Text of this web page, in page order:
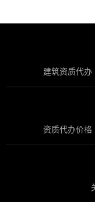
建筑资质代办
资质代办价格